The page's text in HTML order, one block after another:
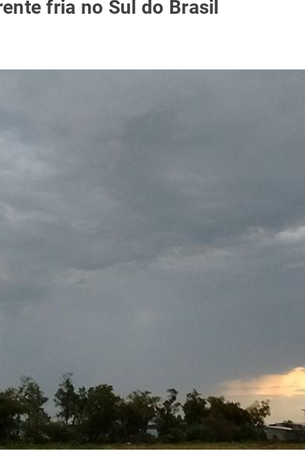
fria no Sul do Brasil